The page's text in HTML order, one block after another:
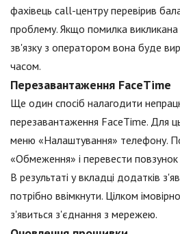
фахівець call-центру перевірив
проблему. Якщо помилка викликана
зв'язку з оператором вона буде
часом.
Перезавантаження FaceTime
Ще один спосіб налагодити
перезавантаження FaceTime. Для
меню «Налаштування» телефону.
«Обмеження» і перевести
В результаті у вкладці додатків
потрібно ввімкнути. Цілком
з'явиться з'єднання з мережею.